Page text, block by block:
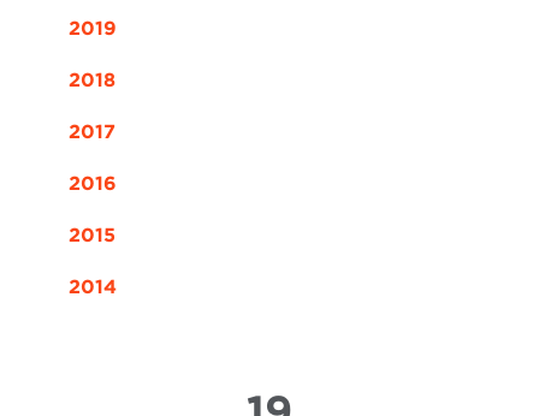
2019
2018
2017
2016
2015
2014